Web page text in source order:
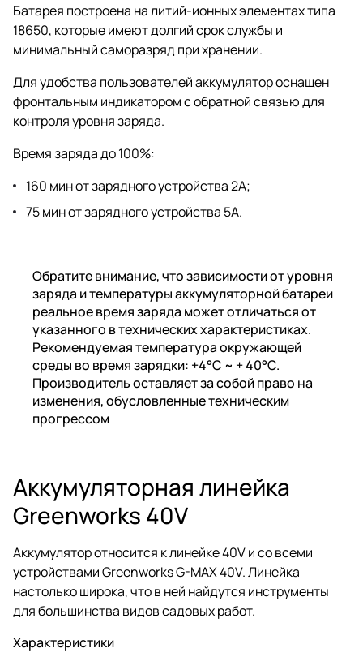
Батарея построена на литий-ионных элементах типа
18650, которые имеют долгий срок службы и
минимальный саморазряд при хранении.
Для удобства пользователей аккумулятор оснащен
фронтальным индикатором с обратной связью для
контроля уровня заряда.
Время заряда до 100%:
160 мин от зарядного устройства 2А;
75 мин от зарядного устройства 5А.
Обратите внимание, что зависимости от уровня
заряда и температуры аккумуляторной батареи
реальное время заряда может отличаться от
указанного в технических характеристиках.
Рекомендуемая температура окружающей
среды во время зарядки: +4°C ~ + 40°C.
Производитель оставляет за собой право на
изменения, обусловленные техническим
прогрессом
Аккумуляторная линейка
Greenworks 40V
Аккумулятор относится к линейке 40V и со всеми
устройствами Greenworks G-MAX 40V. Линейка
настолько широка, что в ней найдутся инструменты
для большинства видов садовых работ.
Характеристики